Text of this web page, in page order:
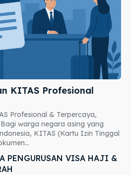
KITAS Profesional
Profesional & Terpercaya,
warga negara asing yang
KITAS (Kartu Izin Tinggal
PENGURUSAN VISA HAJI &